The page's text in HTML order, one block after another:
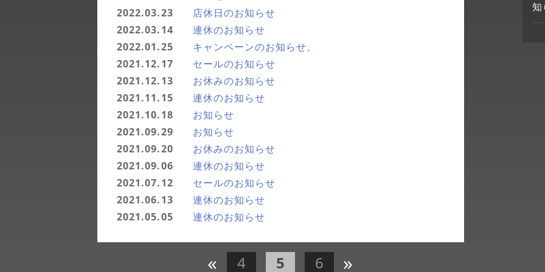
2022.03.23
店休日のお知らせ
2022.03.14
連休のお知らせ
2022.01.25
キャンペーンのお知らせ。
2021.12.17
セールのお知らせ
2021.12.13
お休みのお知らせ
2021.11.15
連休のお知らせ
2021.10.18
お知らせ
2021.09.29
お知らせ
2021.09.20
お休みのお知らせ
2021.09.06
連休のお知らせ
2021.07.12
セールのお知らせ
2021.06.13
連休のお知らせ
2021.05.05
連休のお知らせ
« 4 5 6 »
知